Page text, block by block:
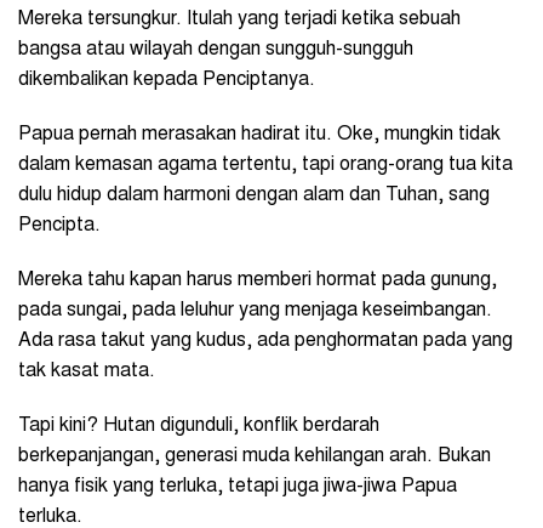
Mereka tersungkur. Itulah yang terjadi ketika sebuah
bangsa atau wilayah dengan sungguh-sungguh
dikembalikan kepada Penciptanya.
Papua pernah merasakan hadirat itu. Oke, mungkin tidak
dalam kemasan agama tertentu, tapi orang-orang tua kita
dulu hidup dalam harmoni dengan alam dan Tuhan, sang
Pencipta.
Mereka tahu kapan harus memberi hormat pada gunung,
pada sungai, pada leluhur yang menjaga keseimbangan.
Ada rasa takut yang kudus, ada penghormatan pada yang
tak kasat mata.
Tapi kini? Hutan digunduli, konflik berdarah
berkepanjangan, generasi muda kehilangan arah. Bukan
hanya fisik yang terluka, tetapi juga jiwa-jiwa Papua
terluka.